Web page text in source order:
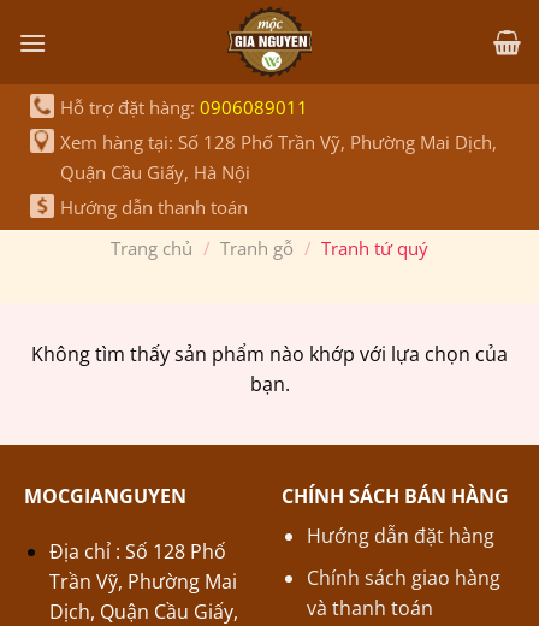
qua
dung
Hỗ trợ đặt hàng: 0906089011
Xem hàng tại: Số 128 Phố Trần Vỹ, Phường Mai Dịch,
Quận Cầu Giấy, Hà Nội
Hướng dẫn thanh toán
Trang chủ / Tranh gỗ / Tranh tứ quý
Không tìm thấy sản phẩm nào khớp với lựa chọn của
bạn.
MOCGIANGUYEN
Địa chỉ : Số 128 Phố
Trần Vỹ, Phường Mai
Dịch, Quận Cầu Giấy,
CHÍNH SÁCH BÁN HÀNG
Hướng dẫn đặt hàng
Chính sách giao hàng
và thanh toán